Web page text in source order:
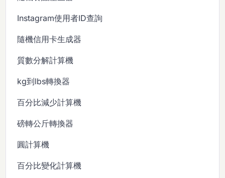
Instagram使用者ID查詢
隨機信用卡生成器
質數分解計算機
kg到lbs轉換器
百分比減少計算機
磅轉公斤轉換器
圓計算機
百分比變化計算機